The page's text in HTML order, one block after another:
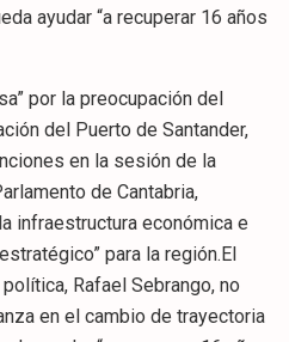
ayudar “a recuperar 16 años
por la preocupación del
del Puerto de Santander,
en la sesión de la
de Cantabria,
infraestructura económica e
para la región.El
Rafael Sebrango, no
en el cambio de trayectoria